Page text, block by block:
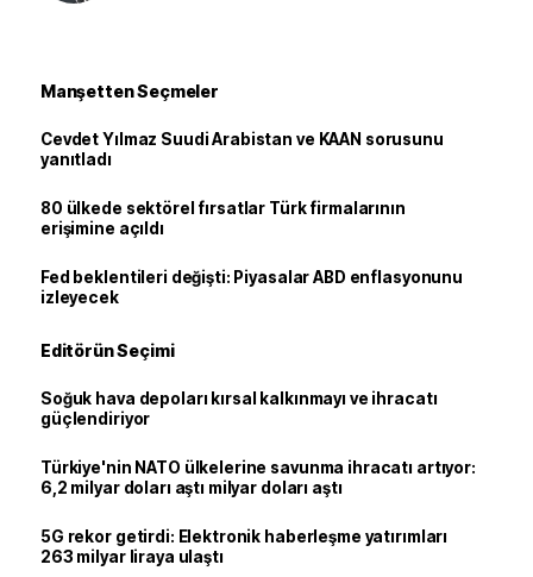
Manşetten Seçmeler
Cevdet Yılmaz Suudi Arabistan ve KAAN sorusunu
yanıtladı
80 ülkede sektörel fırsatlar Türk firmalarının
erişimine açıldı
Fed beklentileri değişti: Piyasalar ABD enflasyonunu
izleyecek
Editörün Seçimi
Soğuk hava depoları kırsal kalkınmayı ve ihracatı
güçlendiriyor
Türkiye'nin NATO ülkelerine savunma ihracatı artıyor:
6,2 milyar doları aştı milyar doları aştı
5G rekor getirdi: Elektronik haberleşme yatırımları
263 milyar liraya ulaştı